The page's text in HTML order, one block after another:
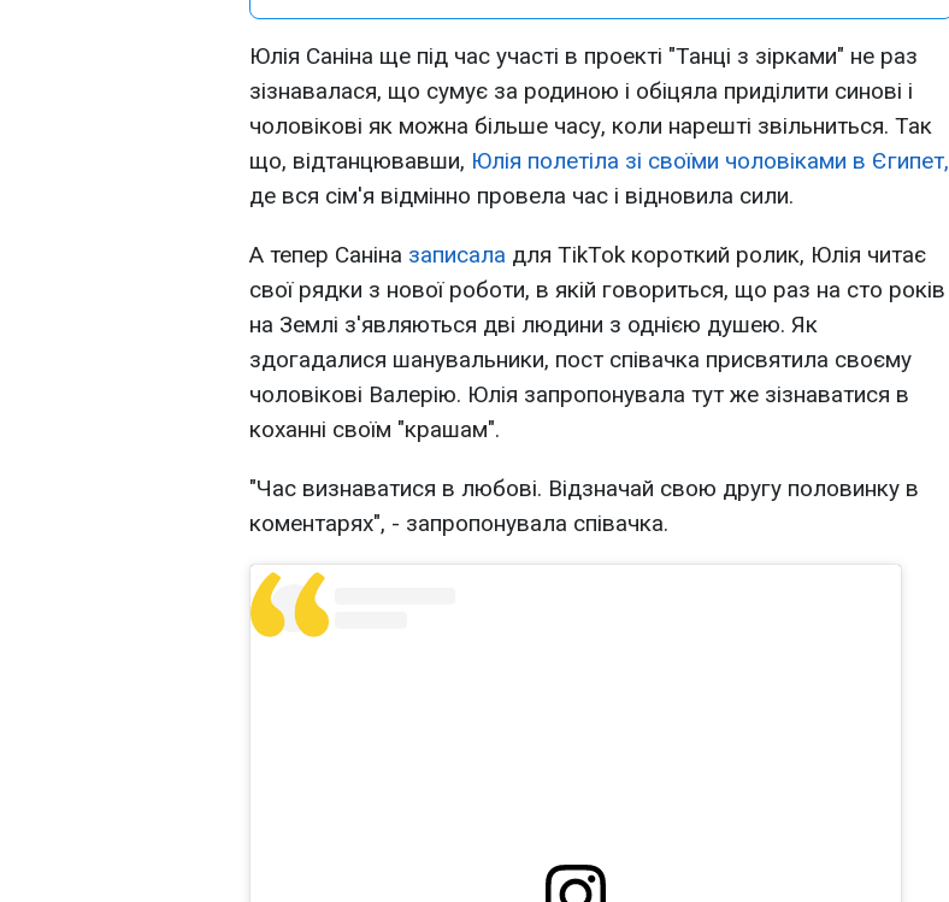
Юлія Саніна ще під час участі в проекті "Танці з зірками" не раз
зізнавалася, що сумує за родиною і обіцяла приділити синові і
чоловікові як можна більше часу, коли нарешті звільниться. Так
що, відтанцювавши, Юлія полетіла зі своїми чоловіками в Єгипет,
де вся сім'я відмінно провела час і відновила сили.
А тепер Саніна записала для TikTok короткий ролик, Юлія читає
свої рядки з нової роботи, в якій говориться, що раз на сто років
на Землі з'являються дві людини з однією душею. Як
здогадалися шанувальники, пост співачка присвятила своєму
чоловікові Валерію. Юлія запропонувала тут же зізнаватися в
коханні своїм "крашам".
"Час визнаватися в любові. Відзначай свою другу половинку в
коментарях", - запропонувала співачка.